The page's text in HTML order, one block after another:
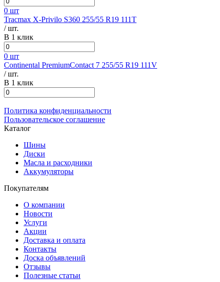
0 шт
Tracmax X-Privilo S360 255/55 R19 111T
/ шт.
В 1 клик
0 шт
Continental PremiumContact 7 255/55 R19 111V
/ шт.
В 1 клик
Политика конфиденциальности
Пользовательское соглашение
Каталог
Шины
Диски
Масла и расходники
Аккумуляторы
Покупателям
О компании
Новости
Услуги
Акции
Доставка и оплата
Контакты
Доска объявлений
Отзывы
Полезные статьи